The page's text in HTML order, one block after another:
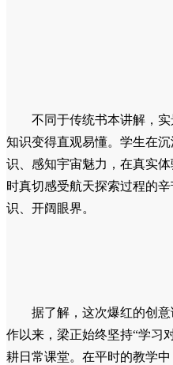
不同于传统书本讲解，
知识变得直观易懂。学生在
识、感知宇宙魅力，在真实
时真切感受航天探索过程的
识、开阔眼界。
据了解，这次爆红的创
作以来，梁正始终坚持“学习
耕日常课堂。在平时的教学